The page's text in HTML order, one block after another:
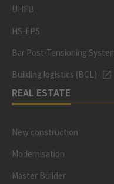
UHFB
HS-EPS
Bar Post-Tensioning
Building logistics (BCL)
REAL ESTATE
New construction
Modernisation
Master Builder